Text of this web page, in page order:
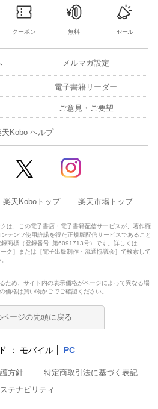
クーポン 無料 セール
メルマガ設定
電子書籍リーダー
ご意見・ご要望
天Kobo ヘルプ
楽天Koboトップ 楽天市場トップ
は、この電子書店・電子書籍配信サービスが、著作権
テンツ使用許諾を得た正規版配信サービスであること
録商標（登録番号 第6091713号）です。詳しくは
ーク］または［電子出版制作・流通協議会］で検索して
ため、サイト内の表示価格がページによって異なる場
価格は買い物かごでご確認ください。
ページの先頭に戻る
モバイル PC
方針
特定商取引法に基づく表記
テナビリティ